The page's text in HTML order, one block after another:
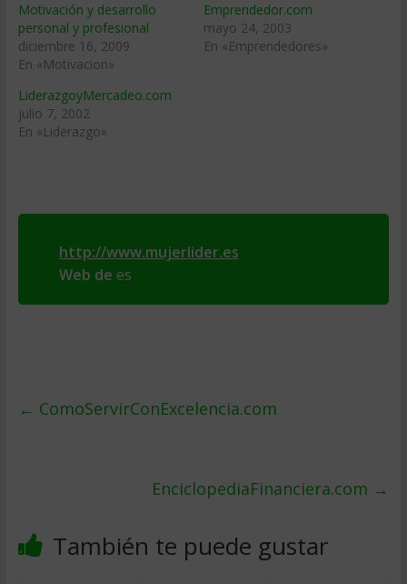
Motivación y desarrollo
personal y profesional
diciembre 16, 2009
En «Motivacion»
Emprendedor.com
mayo 24, 2003
En «Emprendedores»
LiderazgoyMercadeo.com
julio 7, 2002
En «Liderazgo»
http://www.mujerlider.es
Web de es
← ComoServirConExcelencia.com
EnciclopediaFinanciera.com →
También te puede gustar